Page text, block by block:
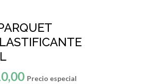
Precio especial